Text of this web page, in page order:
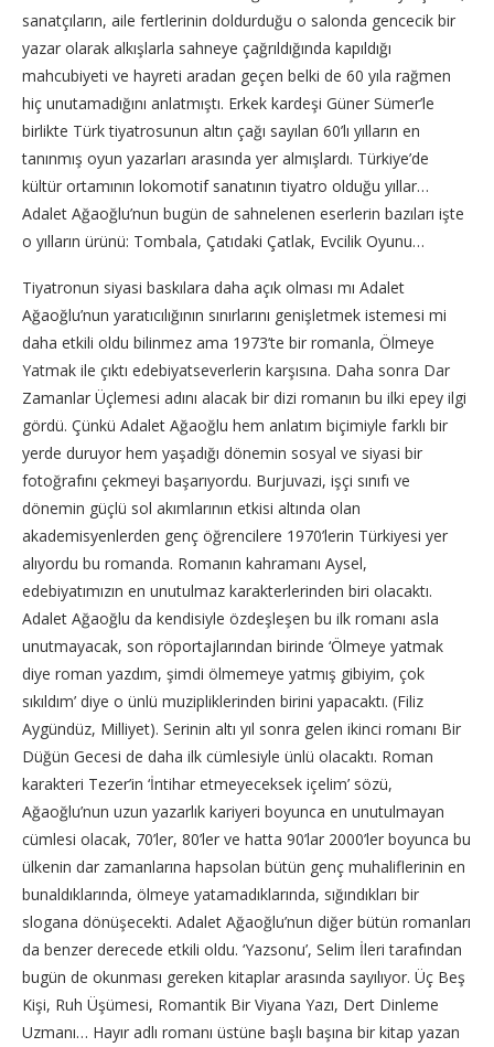
sanatçıların, aile fertlerinin doldurduğu o salonda gencecik bir
yazar olarak alkışlarla sahneye çağrıldığında kapıldığı
mahcubiyeti ve hayreti aradan geçen belki de 60 yıla rağmen
hiç unutamadığını anlatmıştı. Erkek kardeşi Güner Sümer’le
birlikte Türk tiyatrosunun altın çağı sayılan 60’lı yılların en
tanınmış oyun yazarları arasında yer almışlardı. Türkiye’de
kültür ortamının lokomotif sanatının tiyatro olduğu yıllar…
Adalet Ağaoğlu’nun bugün de sahnelenen eserlerin bazıları işte
o yılların ürünü: Tombala, Çatıdaki Çatlak, Evcilik Oyunu…
Tiyatronun siyasi baskılara daha açık olması mı Adalet
Ağaoğlu’nun yaratıcılığının sınırlarını genişletmek istemesi mi
daha etkili oldu bilinmez ama 1973’te bir romanla, Ölmeye
Yatmak ile çıktı edebiyatseverlerin karşısına. Daha sonra Dar
Zamanlar Üçlemesi adını alacak bir dizi romanın bu ilki epey ilgi
gördü. Çünkü Adalet Ağaoğlu hem anlatım biçimiyle farklı bir
yerde duruyor hem yaşadığı dönemin sosyal ve siyasi bir
fotoğrafını çekmeyi başarıyordu. Burjuvazi, işçi sınıfı ve
dönemin güçlü sol akımlarının etkisi altında olan
akademisyenlerden genç öğrencilere 1970’lerin Türkiyesi yer
alıyordu bu romanda. Romanın kahramanı Aysel,
edebiyatımızın en unutulmaz karakterlerinden biri olacaktı.
Adalet Ağaoğlu da kendisiyle özdeşleşen bu ilk romanı asla
unutmayacak, son röportajlarından birinde ‘Ölmeye yatmak
diye roman yazdım, şimdi ölmemeye yatmış gibiyim, çok
sıkıldım’ diye o ünlü muzipliklerinden birini yapacaktı. (Filiz
Aygündüz, Milliyet). Serinin altı yıl sonra gelen ikinci romanı Bir
Düğün Gecesi de daha ilk cümlesiyle ünlü olacaktı. Roman
karakteri Tezer’in ‘İntihar etmeyeceksek içelim’ sözü,
Ağaoğlu’nun uzun yazarlık kariyeri boyunca en unutulmayan
cümlesi olacak, 70’ler, 80’ler ve hatta 90’lar 2000’ler boyunca bu
ülkenin dar zamanlarına hapsolan bütün genç muhaliflerinin en
bunaldıklarında, ölmeye yatamadıklarında, sığındıkları bir
slogana dönüşecekti. Adalet Ağaoğlu’nun diğer bütün romanları
da benzer derecede etkili oldu. ‘Yazsonu’, Selim İleri tarafından
bugün de okunması gereken kitaplar arasında sayılıyor. Üç Beş
Kişi, Ruh Üşümesi, Romantik Bir Viyana Yazı, Dert Dinleme
Uzmanı… Hayır adlı romanı üstüne başlı başına bir kitap yazan